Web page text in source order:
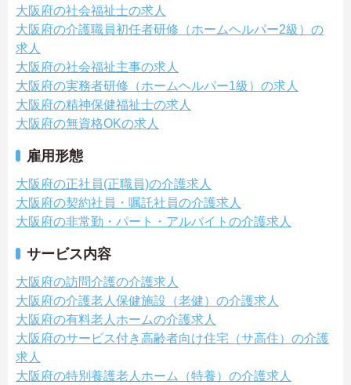
大阪府の社会福祉士の求人
大阪府の介護職員初任者研修（ホームヘルパー2級）の
求人
大阪府の社会福祉主事の求人
大阪府の実務者研修（ホームヘルパー1級）の求人
大阪府の精神保健福祉士の求人
大阪府の無資格OKの求人
雇用形態
大阪府の正社員(正職員)の介護求人
大阪府の契約社員・嘱託社員の介護求人
大阪府の非常勤・パート・アルバイトの介護求人
サービス内容
大阪府の訪問介護の介護求人
大阪府の介護老人保健施設（老健）の介護求人
大阪府の有料老人ホームの介護求人
大阪府のサービス付き高齢者向け住宅（サ高住）の介護
求人
大阪府の特別養護老人ホーム（特養）の介護求人